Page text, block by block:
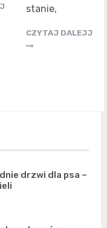
stanie,
CZYTAJ DALEJJ
drzwi dla psa –